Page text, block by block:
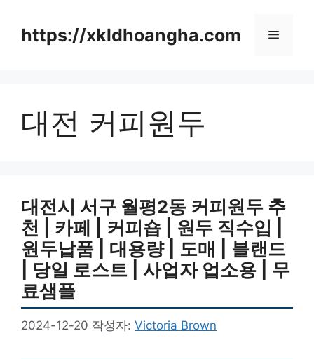
https://xkldhoangha.com 메
대전 커피원두
대전시 서구 월평2동 커피원두 추
천 | 카페 | 커피숍 | 원두 직수입 |
원두납품 | 대용량 | 도매 | 블랜드
| 당일 로스트 | 사업자 업소용 | 무
료샘플
2024-12-20 작성자: Victoria Brown